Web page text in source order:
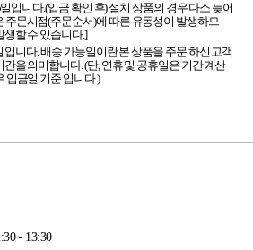
입니다.(입금 확인 후) 설치 상품의 경우 다소 늦어
주문시점(주문순서)에 따른 유동성이 발생하므
생할 수 있습니다.]
입니다. 배송 가능일이란 본 상품을 주문 하신 고객
을 의미합니다. (단, 연휴 및 공휴일은 기간 계산
입금일 기준 입니다.)
- 13:30